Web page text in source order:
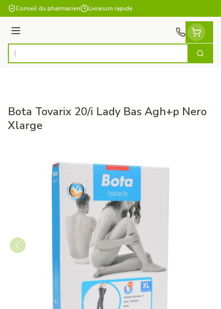
Aller au contenu
Conseil du pharmacien Livraison rapide
Menu
Rechercher
Bota Tovarix 20/i Lady Bas Agh+p Nero
Xlarge